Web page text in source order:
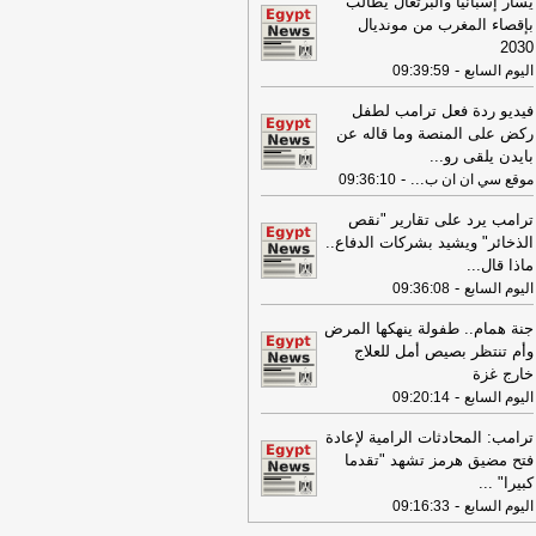
19:49
السيسي: الجهات المعنية باشرت
للوقوف على تفاصيل الهجوم
على ميناء دمياط
مجلس الوزراء المصري: الحريق
تعرضت له سفينتان في ميناء دمياط
ناتج عن طائرة مسيرة
أل بي سي أي
08:34
عناوين الصحف المصرية ليوم
18:41
رئيس "الوطنية للصحافة" يكشف
حملة الصحف القومية لمواجهة
السوشيال ميديا
16:46
وزير الخزانة الأميركي: لن نسمح
اتخاذ التجارة العالمية رهينة أو
الشحن الدولي لتمويل الحرس
- لبنانون 24
09:31
عناوين الصحف المصرية ليوم
29-07-2026
17:57
الصحة تطلق النسخة الرابعة من
حملة «100 يوم صحة» في جميع
بإقصاء المغرب من مونديال
2030
اليوم السابع -
09:39:59
فيديو ردة فعل ترامب لطفل
ركض على المنصة وما قاله عن
بايدن يلقى رو...
موقع سي ان ان ب...
-
09:36:10
ترامب يرد على تقارير "نقص
الذخائر" ويشيد بشركات الدفاع..
ماذا قال...
اليوم السابع -
09:36:08
جنة همام.. طفولة ينهكها المرض
وأم تنتظر بصيص أمل للعلاج
خارج غزة
اليوم السابع -
09:20:14
ترامب: المحادثات الرامية لإعادة
فتح مضيق هرمز تشهد "تقدما
كبيرا" ...
اليوم السابع -
09:16:33